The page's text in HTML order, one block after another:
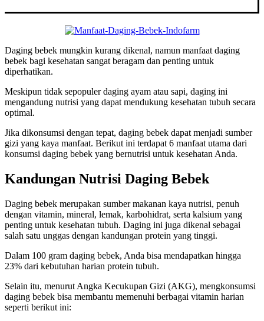
Daging bebek mungkin kurang dikenal, namun manfaat daging
bebek bagi kesehatan sangat beragam dan penting untuk
diperhatikan.
Meskipun tidak sepopuler daging ayam atau sapi, daging ini
mengandung nutrisi yang dapat mendukung kesehatan tubuh secara
optimal.
Jika dikonsumsi dengan tepat, daging bebek dapat menjadi sumber
gizi yang kaya manfaat. Berikut ini terdapat 6 manfaat utama dari
konsumsi daging bebek yang bernutrisi untuk kesehatan Anda.
Kandungan Nutrisi Daging Bebek
Daging bebek merupakan sumber makanan kaya nutrisi, penuh
dengan vitamin, mineral, lemak, karbohidrat, serta kalsium yang
penting untuk kesehatan tubuh. Daging ini juga dikenal sebagai
salah satu unggas dengan kandungan protein yang tinggi.
Dalam 100 gram daging bebek, Anda bisa mendapatkan hingga
23% dari kebutuhan harian protein tubuh.
Selain itu, menurut Angka Kecukupan Gizi (AKG), mengkonsumsi
daging bebek bisa membantu memenuhi berbagai vitamin harian
seperti berikut ini: